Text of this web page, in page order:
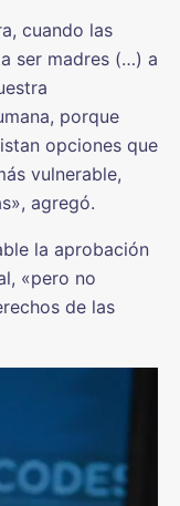
cuando las
ser madres (…) a
porque
opciones que
vulnerable,
agregó.
la aprobación
«pero no
de las